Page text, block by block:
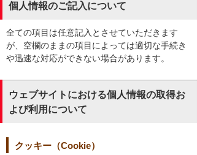
個人情報のご記入について
全ての項目は任意記入とさせていただきます
が、空欄のままの項目によっては適切な手続き
や迅速な対応ができない場合があります。
ウェブサイトにおける個人情報の取得お
よび利用について
クッキー（Cookie）